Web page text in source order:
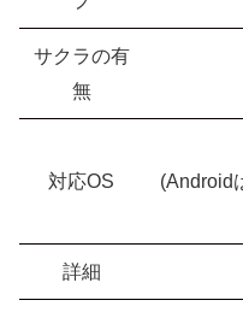
サクラの有
無
対応OS
(Android
詳細